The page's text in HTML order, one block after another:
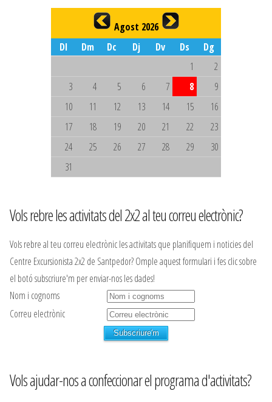
Agost 2026
Dl
Dm Dc Dj Dv Ds
Dg
1
2
3
4 5 6 7 8
9
10
11 12 13 14 15
16
17
18 19 20 21 22
23
24
25 26 27 28 29
30
31
Vols rebre les activitats del 2x2 al teu correu electrònic?
Vols rebre al teu correu electrònic les activitats que planifiquem i noticies del
Centre Excursionista 2x2 de Santpedor? Omple aquest formulari i fes clic sobre
el botó subscriure'm per enviar-nos les dades!
Nom i cognoms
Correu electrònic
Vols ajudar-nos a confeccionar el programa d'activitats?